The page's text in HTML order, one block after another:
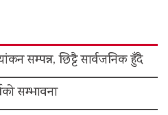
सम्पन्न, छिट्टै सार्वजनिक हुँदै
सम्भावना